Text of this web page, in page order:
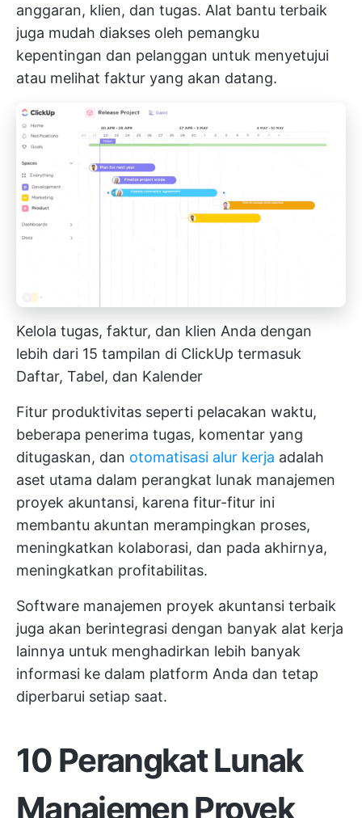
anggaran, klien, dan tugas. Alat bantu terbaik
juga mudah diakses oleh pemangku
kepentingan dan pelanggan untuk menyetujui
atau melihat faktur yang akan datang.
Kelola tugas, faktur, dan klien Anda dengan
lebih dari 15 tampilan di ClickUp termasuk
Daftar, Tabel, dan Kalender
Fitur produktivitas seperti pelacakan waktu,
beberapa penerima tugas, komentar yang
ditugaskan, dan otomatisasi alur kerja adalah
aset utama dalam perangkat lunak manajemen
proyek akuntansi, karena fitur-fitur ini
membantu akuntan merampingkan proses,
meningkatkan kolaborasi, dan pada akhirnya,
meningkatkan profitabilitas.
Software manajemen proyek akuntansi terbaik
juga akan berintegrasi dengan banyak alat kerja
lainnya untuk menghadirkan lebih banyak
informasi ke dalam platform Anda dan tetap
diperbarui setiap saat.
10 Perangkat Lunak
Manajemen Proyek